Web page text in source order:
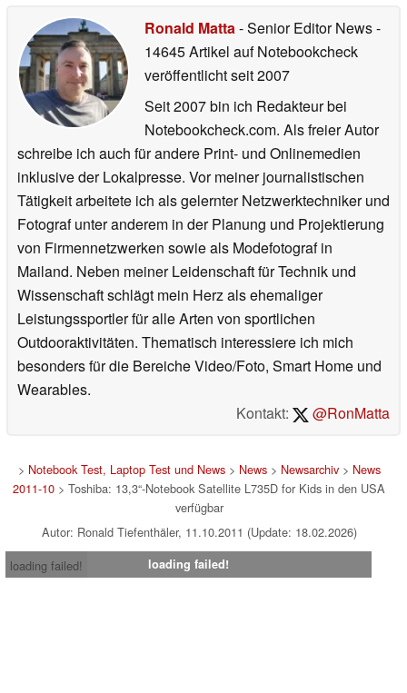
Ronald Matta- Senior Editor News-
14645 Artikel auf Notebookcheck
veröffentlichtseit 2007
Seit 2007 bin ich Redakteur bei
Notebookcheck.com. Als freier Autor
schreibe ich auch für andere Print- und Onlinemedien
inklusive der Lokalpresse. Vor meiner journalistischen
Tätigkeit arbeitete ich als gelernter Netzwerktechniker und
Fotograf unter anderem in der Planung und Projektierung
von Firmennetzwerken sowie als Modefotograf in
Mailand. Neben meiner Leidenschaft für Technik und
Wissenschaft schlägt mein Herz als ehemaliger
Leistungssportler für alle Arten von sportlichen
Outdooraktivitäten. Thematisch interessiere ich mich
besonders für die Bereiche Video/Foto, Smart Home und
Wearables.
Kontakt:
@RonMatta
> Notebook Test, Laptop Test und News> News> Newsarchiv> News
2011-10 > Toshiba: 13,3“-Notebook Satellite L735D for Kids in den USA
verfügbar
Autor: Ronald Tiefenthäler, 11.10.2011 (Update: 18.02.2026)
loading failed!
loading failed!